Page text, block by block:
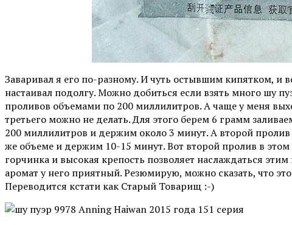
Заваривал я его по-разному. И чуть остывшим кипятком, и
настаивал подолгу. Можно добиться если взять много шу
проливов объемами по 200 миллилитров. А чаще у меня
третьего можно не делать. Для этого берем 6 грамм
200 миллилитров и держим около 3 минут. А второй
же объеме и держим 10-15 минут. Вот второй пролив в
горчинка и высокая крепость позволяет наслаждаться
аромат у него приятный. Резюмирую, можно сказать, что
Переводится кстати как Старый Товарищ :-)